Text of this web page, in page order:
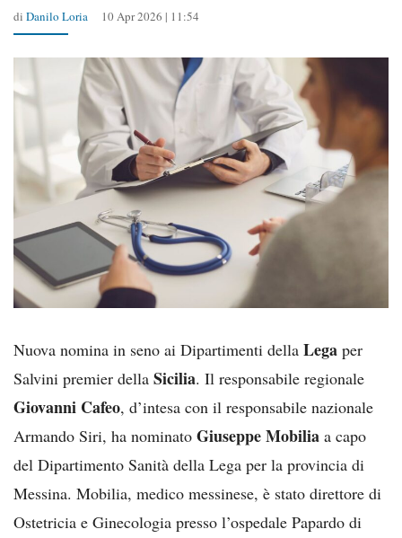
di Danilo Loria 10 Apr 2026 | 11:54
Nuova nomina in seno ai Dipartimenti della Lega per
Salvini premier della Sicilia. Il responsabile regionale
Giovanni Cafeo, d’intesa con il responsabile nazionale
Armando Siri, ha nominato Giuseppe Mobilia a capo
del Dipartimento Sanità della Lega per la provincia di
Messina. Mobilia, medico messinese, è stato direttore di
Ostetricia e Ginecologia presso l’ospedale Papardo di